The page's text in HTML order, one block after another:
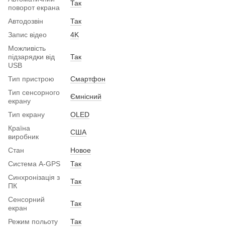
поворот екрана
Так
Автодозвін
Так
Запис відео
4K
Можливість
підзарядки від
USB
Так
Тип пристрою
Смартфон
Тип сенсорного
екрану
Ємнісний
Тип екрану
OLED
Країна
виробник
США
Стан
Новое
Система A-GPS
Так
Синхронізація з
ПК
Так
Сенсорний
екран
Так
Режим польоту
Так